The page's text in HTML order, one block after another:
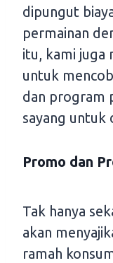
dipungut
permainan
itu, kami juga
untuk
dan program
sayang untuk
Promo dan
Tak hanya
akan
ramah